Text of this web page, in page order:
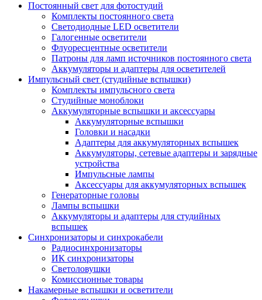
Постоянный свет для фотостудий
Комплекты постоянного света
Светодиодные LED осветители
Галогенные осветители
Флуоресцентные осветители
Патроны для ламп источников постоянного света
Аккумуляторы и адаптеры для осветителей
Импульсный свет (студийные вспышки)
Комплекты импульсного света
Студийные моноблоки
Аккумуляторные вспышки и аксессуары
Аккумуляторные вспышки
Головки и насадки
Адаптеры для аккумуляторных вспышек
Аккумуляторы, сетевые адаптеры и зарядные
устройства
Импульсные лампы
Аксессуары для аккумуляторных вспышек
Генераторные головы
Лампы вспышки
Аккумуляторы и адаптеры для студийных
вспышек
Синхронизаторы и синхрокабели
Радиосинхронизаторы
ИК синхронизаторы
Светоловушки
Комиссионные товары
Накамерные вспышки и осветители